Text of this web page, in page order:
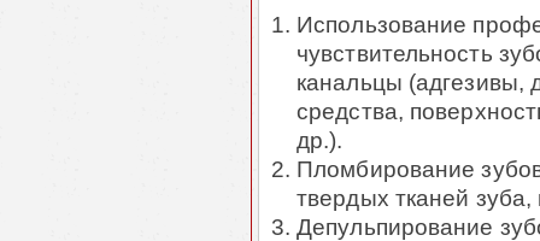
Использование
чувствительность
канальцы
средства,
др.).
Пломбирование
твердых тканей
Депульпирование